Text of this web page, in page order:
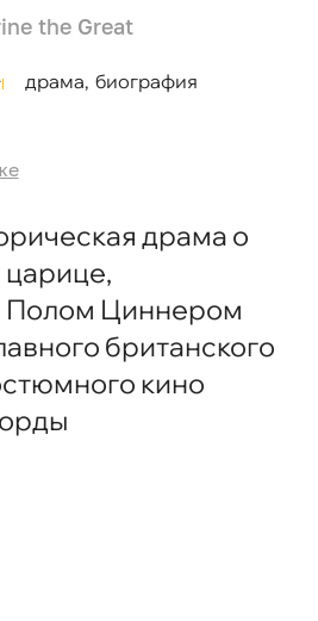
the Great
драма, биография
драма о
царице,
Полом Циннером
британского
кино